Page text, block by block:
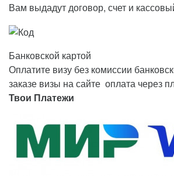
Вам выдадут договор, счет и
Банковской картой
Оплатите визу без комиссии
заказе визы на сайте оплата через
Твои Платежи